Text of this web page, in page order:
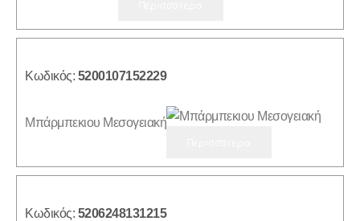
Κωδικός: 5200107152229
Mπάρμπεκιου Μεσογειακή
Κωδικός: 5206248131215